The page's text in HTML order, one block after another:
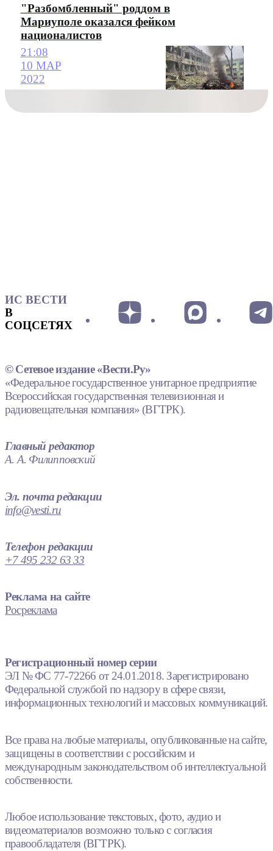
"Разбомбленный" роддом в
Мариуполе оказался фейком
националистов
21:08
10 МАР
2022
ИС ВЕСТИ
В
СОЦСЕТЯХ
© Сетевое издание «Вести.Ру»
«Федеральное государственное унитарное предприятие
Всероссийская государственная телевизионная и
радиовещательная компания» (ВГТРК).
Главный редактор
А. А. Филипповский
Эл. почта редакции
info@vesti.ru
Телефон редакции
+7 495 232 63 33
Реклама на сайте
Росреклама
Регистрационный номер серии
ЭЛ № ФС 77-72266 от 24.01.2018. Зарегистрировано
Федеральной службой по надзору в сфере связи,
информационных технологий и массовых коммуникаций.
Все права на любые материалы, опубликованные на сайте,
защищены в соответствии с российским и
международным законодательством об интеллектуальной
собственности.
Любое использование текстовых, фото, аудио и
видеоматериалов возможно только с согласия
правообладателя (ВГТРК).